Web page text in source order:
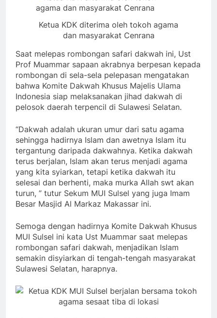
Ketua KDK diterima oleh tokoh agama
dan masyarakat Cenrana
Saat melepas rombongan safari dakwah ini, Ust
Prof Muammar sapaan akrabnya berpesan kepada
rombongan di sela-sela pelepasan mengatakan
bahwa Komite Dakwah Khusus Majelis Ulama
Indonesia siap melaksanakan jihad dakwah di
pelosok daerah terpencil di Sulawesi Selatan.
“Dakwah adalah ukuran umur dari satu agama
sehingga hadirnya Islam dan awetnya Islam itu
tergantung daripada dakwahnya. Ketika dakwah
terus berjalan, Islam akan terus menjadi agama
yang kita syiarkan, tetapi ketika dakwah itu
selesai dan berhenti, maka murka Allah swt akan
turun, ” tutur Sekum MUI Sulsel yang juga Imam
Besar Masjid Al Markaz Makassar ini.
Semoga dengan hadirnya Komite Dakwah Khusus
MUI Sulsel ini kata Ust Muammar saat melepas
rombongan safari dakwah, menjadikan Islam
semakin disyiarkan di tengah-tengah masyarakat
Sulawesi Selatan, harapnya.